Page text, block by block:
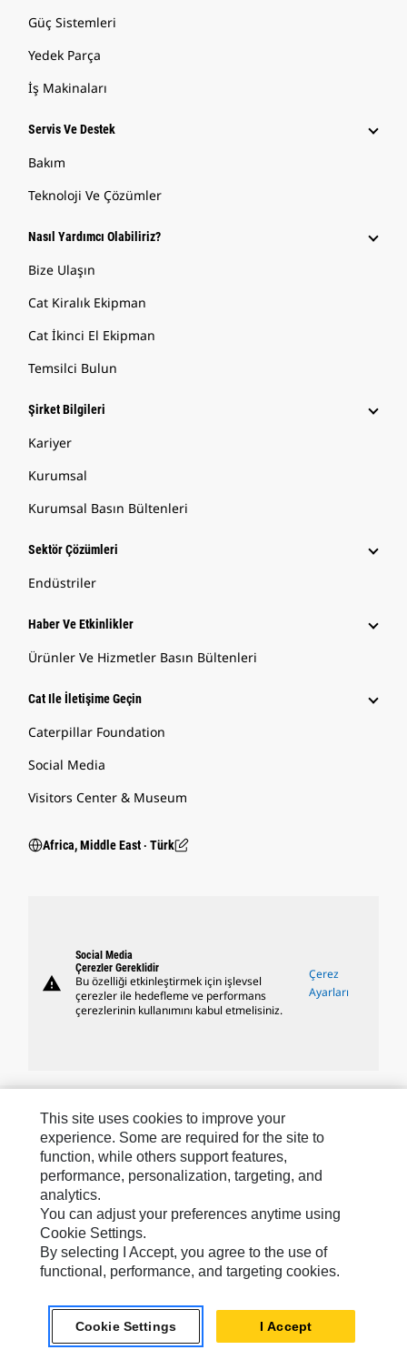
Güç Sistemleri
Yedek Parça
İş Makinaları
Servis Ve Destek
Bakım
Teknoloji Ve Çözümler
Nasıl Yardımcı Olabiliriz?
Bize Ulaşın
Cat Kiralık Ekipman
Cat İkinci El Ekipman
Temsilci Bulun
Şirket Bilgileri
Kariyer
Kurumsal
Kurumsal Basın Bültenleri
Sektör Çözümleri
Endüstriler
Haber Ve Etkinlikler
Ürünler Ve Hizmetler Basın Bültenleri
Cat Ile İletişime Geçin
Caterpillar Foundation
Social Media
Visitors Center & Museum
Africa, Middle East ‧ Türk
warning
Social Media
Çerezler Gereklidir
Bu özelliği etkinleştirmek için işlevsel
çerezler ile hedefleme ve performans
çerezlerinin kullanımını kabul etmelisiniz.
Çerez
Ayarları
Caterpillar.com
Caterpillar Müşteri Hizmetleri Ve Iletişim
Site Haritası
Cookie Settings
This site uses cookies to improve your
experience. Some are required for the site to
function, while others support features,
performance, personalization, targeting, and
analytics.
You can adjust your preferences anytime using
Cookie Settings.
By selecting I Accept, you agree to the use of
functional, performance, and targeting cookies.
Cookie Settings I Accept